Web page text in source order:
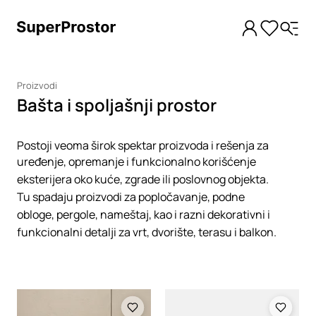
Proizvodi
Bašta i spoljašnji prostor
Postoji veoma širok spektar proizvoda i rešenja za
uređenje, opremanje i funkcionalno korišćenje
eksterijera oko kuće, zgrade ili poslovnog objekta.
Tu spadaju proizvodi za popločavanje, podne
obloge, pergole, nameštaj, kao i razni dekorativni i
funkcionalni detalji za vrt, dvorište, terasu i balkon.